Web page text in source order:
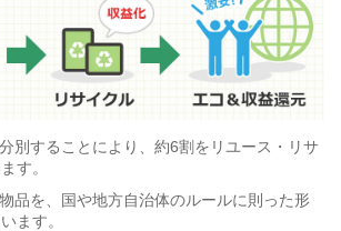
別することにより、約6割をリユース・リサ
す。
品を、国や地方自治体のルールに則った形
ます。